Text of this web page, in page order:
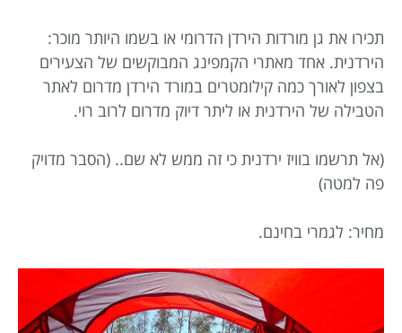
תכירו את גן מורדות הירדן הדרומי או בשמו היותר מוכר:
הירדנית. אחד מאתרי הקמפינג המבוקשים של הצעירים
בצפון לאורך כמה קילומטרים במורד הירדן מדרום לאתר
הטבילה של הירדנית או ליתר דיוק מדרום לרוב רוי.
(אל תרשמו בוויז ירדנית כי זה ממש לא שם.. (הסבר מדויק
פה למטה)
מחיר: לגמרי בחינם.